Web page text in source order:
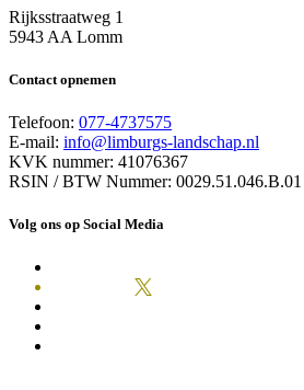
Rijksstraatweg 1
5943 AA Lomm
Contact opnemen
Telefoon: 077-4737575
E-mail: info@limburgs-landschap.nl
KVK nummer: 41076367
RSIN / BTW Nummer: 0029.51.046.B.01
Volg ons op Social Media